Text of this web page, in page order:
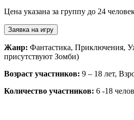
Цена указана за группу до 24
Заявка на игру
Жанр: Фантастика, Приключения,
присутствуют Зомби)
Возраст участников: 9 – 18 лет,
Количество участников: 6 -18